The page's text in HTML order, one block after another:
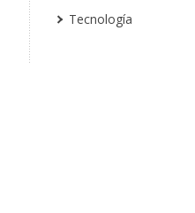
Tecnología